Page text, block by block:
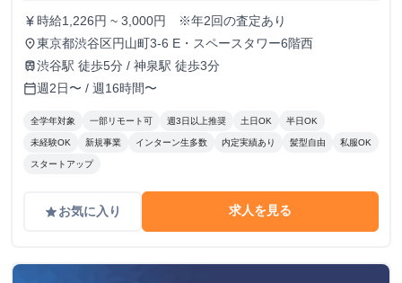
currency_yen 時給1,226円 ~ 3,000円 ※年2回の査定あり
place東京都渋谷区円山町3-6 E・スペースタワー6階西
train渋谷駅 徒歩5分 / 神泉駅 徒歩3分
calendar_today週2日〜 / 週16時間〜
全学年対象 一部リモート可 週3日以上推奨 土日OK 半日OK
未経験OK 新規事業 インターン生多数 内定実績あり 髪型自由 私服OK
スタートアップ
gradeお気に入り 求人を見る